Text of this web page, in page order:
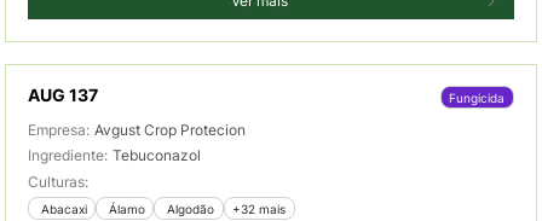
AUG 137 Fungicida
Empresa: Avgust Crop Protecion
Ingrediente: Tebuconazol
Culturas:
Abacaxi Álamo Algodão +32 mais